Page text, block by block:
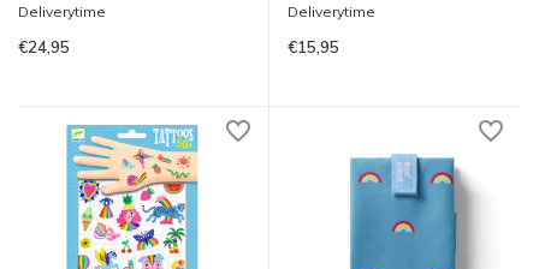
Deliverytime
€24,95
Deliverytime
€15,95